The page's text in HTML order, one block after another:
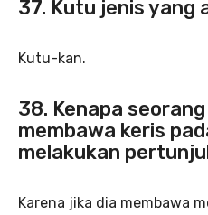
37. Kutu jenis yang
Kutu-kan.
38. Kenapa
membawa keris
melakukan
Karena jika dia membawa